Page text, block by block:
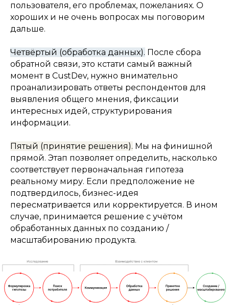
пользователя, его проблемах, пожеланиях. О
хороших и не очень вопросах мы поговорим
дальше.
Четвёртый (обработка данных). После сбора
обратной связи, это кстати самый важный
момент в CustDev, нужно внимательно
проанализировать ответы респондентов для
выявления общего мнения, фиксации
интересных идей, структурирования
информации.
Пятый (принятие решения). Мы на финишной
прямой. Этап позволяет определить, насколько
соответствует первоначальная гипотеза
реальному миру. Если предположение не
подтвердилось, бизнес-идея
пересматривается или корректируется. В ином
случае, принимается решение с учётом
обработанных данных по созданию /
масштабированию продукта.